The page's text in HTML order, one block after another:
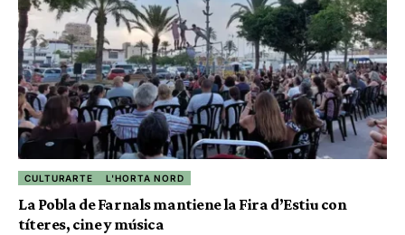
CULTURARTE L'HORTA NORD
La Pobla de Farnals mantiene la Fira d’Estiu con
títeres, cine y música